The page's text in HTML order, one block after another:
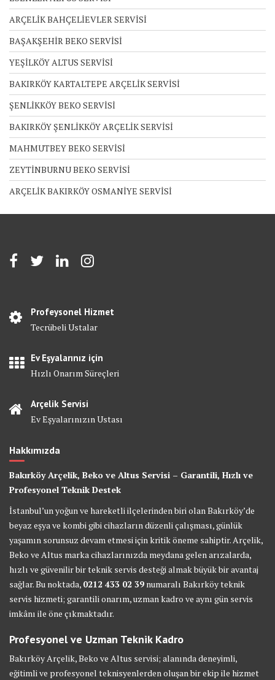
ARÇELİK BAHÇELİEVLER SERVİSİ
BAŞAKŞEHİR BEKO SERVİSİ
YEŞİLKÖY ALTUS SERVİSİ
BAKIRKÖY KARTALTEPE ARÇELİK SERVİSİ
ŞENLİKKÖY BEKO SERVİSİ
BAKIRKÖY ŞENLİKKÖY ARÇELİK SERVİSİ
MAHMUTBEY BEKO SERVİSİ
ZEYTİNBURNU BEKO SERVİSİ
ARÇELİK BAKIRKÖY OSMANİYE SERVİSİ
Profeysonel Hizmet
Tecrübeli Ustalar
Ev Eşyalarınız için
Hızlı Onarım Süreçleri
Arçelik Servisi
Ev Eşyalarınızın Ustası
Hakkımızda
Bakırköy Arçelik, Beko ve Altus Servisi – Garantili, Hızlı ve
Profesyonel Teknik Destek
İstanbul’un yoğun ve hareketli ilçelerinden biri olan Bakırköy’de
beyaz eşya ve kombi gibi cihazların düzenli çalışması, günlük
yaşamın sorunsuz devam etmesi için kritik öneme sahiptir. Arçelik,
Beko ve Altus marka cihazlarınızda meydana gelen arızalarda,
hızlı ve güvenilir bir teknik servis desteği almak büyük bir avantaj
sağlar. Bu noktada, 0212 433 02 39 numaralı Bakırköy teknik
servis hizmeti; garantili onarım, uzman kadro ve aynı gün servis
imkânı ile öne çıkmaktadır.
Profesyonel ve Uzman Teknik Kadro
Bakırköy Arçelik, Beko ve Altus servisi; alanında deneyimli,
eğitimli ve profesyonel teknisyenlerden oluşan bir ekip ile hizmet